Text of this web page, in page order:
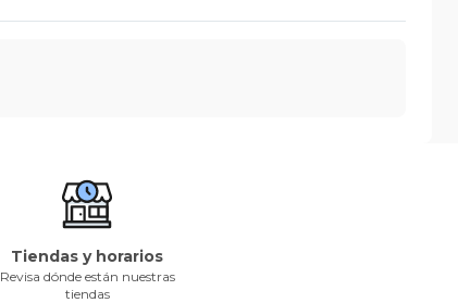
Tiendas y horarios
Revisa dónde están nuestras
tiendas